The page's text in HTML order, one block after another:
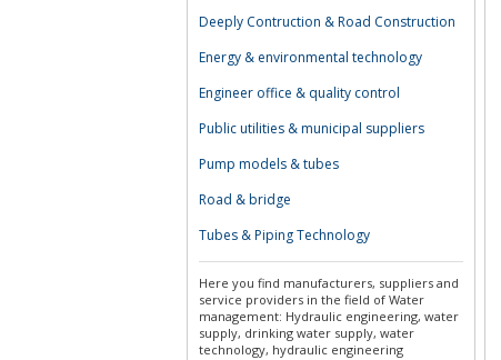
Deeply Contruction & Road Construction
Energy & environmental technology
Engineer office & quality control
Public utilities & municipal suppliers
Pump models & tubes
Road & bridge
Tubes & Piping Technology
Here you find manufacturers, suppliers and
service providers in the field of Water
management: Hydraulic engineering, water
supply, drinking water supply, water
technology, hydraulic engineering